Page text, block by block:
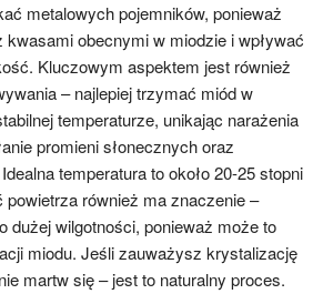
metalowych pojemników, ponieważ
kwasami obecnymi w miodzie i wpływać
Kluczowym aspektem jest również
– najlepiej trzymać miód w
temperaturze, unikając narażenia
promieni słonecznych oraz
temperatura to około 20-25 stopni
również ma znaczenie –
dużej wilgotności, ponieważ może to
miodu. Jeśli zauważysz krystalizację
martw się – jest to naturalny proces.